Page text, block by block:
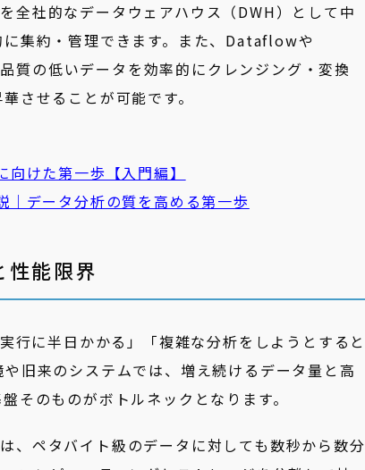
全社的なデータウェアハウス（DWH）として中
集約・管理できます。また、Dataflowや
の低いデータを効率的にクレンジング・変換
させることが可能です。
けた第一歩【入門編】
｜データ分析の質を高める第一歩
能限界
行に半日かかる」「複雑な分析をしようとすると
旧来のシステムでは、増え続けるデータ量と高
そのものがボトルネックとなります。
、ペタバイト級のデータに対しても数秒から数分